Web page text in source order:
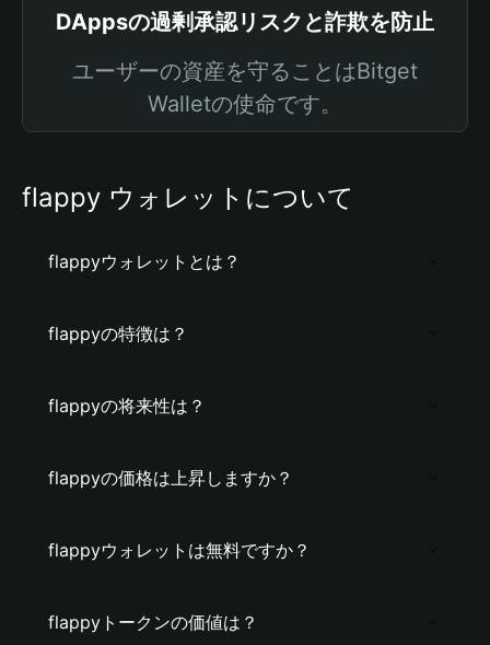
DAppsの過剰承認リスクと詐欺を防止
ユーザーの資産を守ることはBitget
Walletの使命です。
flappy ウォレットについて
flappyウォレットとは？
flappyの特徴は？
flappyの将来性は？
flappyの価格は上昇しますか？
flappyウォレットは無料ですか？
flappyトークンの価値は？